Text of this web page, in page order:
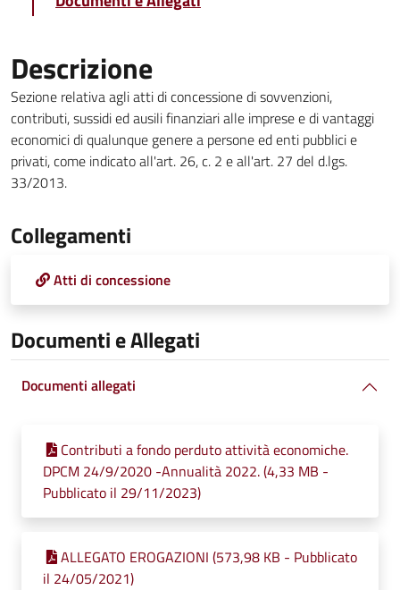
Descrizione
Sezione relativa agli atti di concessione di sovvenzioni,
contributi, sussidi ed ausili finanziari alle imprese e di vantaggi
economici di qualunque genere a persone ed enti pubblici e
privati, come indicato all'art. 26, c. 2 e all'art. 27 del d.lgs.
33/2013.
Collegamenti
Atti di concessione
Documenti e Allegati
Documenti allegati
Contributi a fondo perduto attività economiche.
DPCM 24/9/2020 -Annualità 2022. (4,33 MB -
Pubblicato il 29/11/2023)
ALLEGATO EROGAZIONI (573,98 KB - Pubblicato
il 24/05/2021)